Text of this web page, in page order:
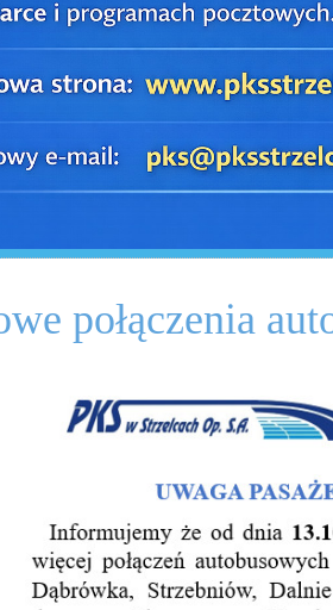
połączenia